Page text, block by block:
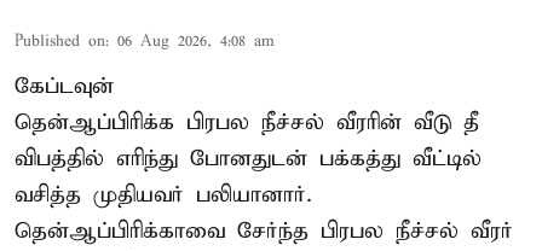
Published on: 06 Aug 2026, 4:08 am
கேப்டவுன்
தென்ஆப்பிரிக்க பிரபல நீச்சல் வீரரின் வீடு தீ
விபத்தில் எரிந்து போனதுடன் பக்கத்து வீட்டில்
வசித்த முதியவர் பலியானார்.
தென்ஆப்பிரிக்காவை சேர்ந்த பிரபல நீச்சல் வீரர்